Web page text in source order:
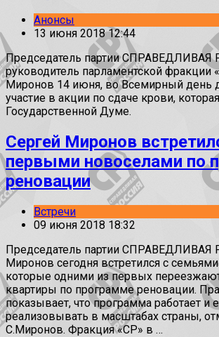
Анонсы
13 июня 2018 12:44
Председатель партии СПРАВЕДЛИВАЯ
руководитель парламентской фракции
Миронов 14 июня, во Всемирный день
участие в акции по сдаче крови,
Государственной Думе.
Сергей Миронов
первыми новоселами по
реновации
Встречи
09 июня 2018 18:32
Председатель партии СПРАВЕДЛИВАЯ
Миронов сегодня встретился с
которые одними из первых
квартиры по программе реновации.
показывает, что программа работает и
реализовывать в масштабах страны,
С.Миронов. Фракция «СР» в …